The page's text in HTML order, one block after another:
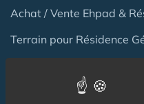
Achat / Vente Ehpad &
Terrain pour Résidence
Résidence